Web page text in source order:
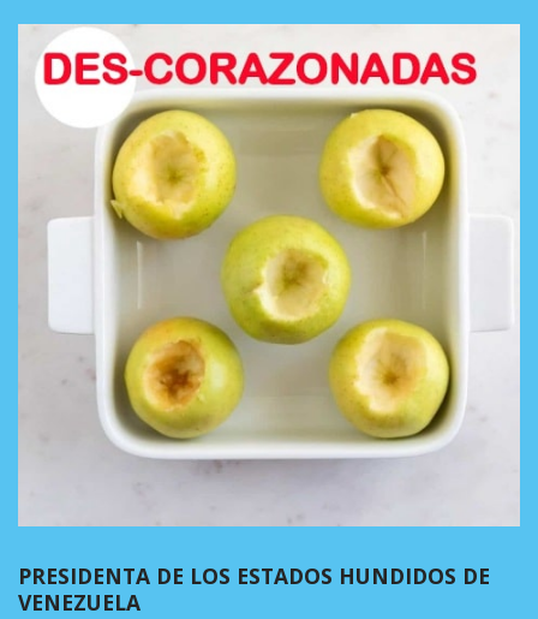
PRESIDENTA DE LOS ESTADOS HUNDIDOS DE
VENEZUELA